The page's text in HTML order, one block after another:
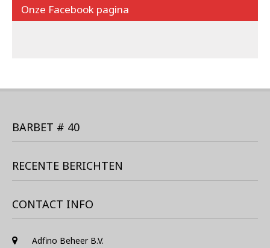
Onze Facebook pagina
BARBET # 40
RECENTE BERICHTEN
CONTACT INFO
Adfino Beheer B.V.